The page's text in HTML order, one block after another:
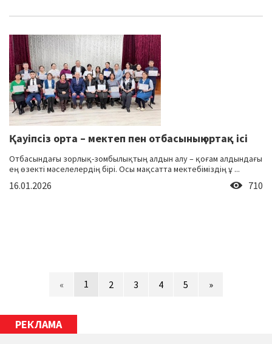
Қауіпсіз орта – мектеп пен отбасының ортақ ісі
Отбасындағы зорлық-зомбылықтың алдын алу – қоғам алдындағы
ең өзекті мәселелердің бірі. Осы мақсатта мектебіміздің ұ ...
16.01.2026 710
« 1 2 3 4 5 »
РЕКЛАМА